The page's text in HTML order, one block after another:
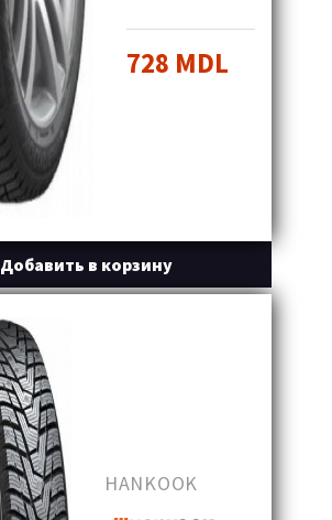
728 MDL
Добавить в корзину
HANKOOK